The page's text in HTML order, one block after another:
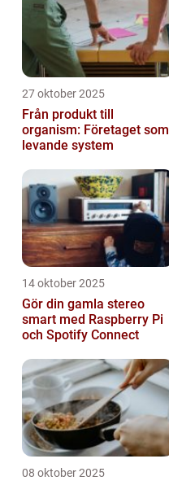
27 oktober 2025
Från produkt till
organism: Företaget som
levande system
14 oktober 2025
Gör din gamla stereo
smart med Raspberry Pi
och Spotify Connect
08 oktober 2025